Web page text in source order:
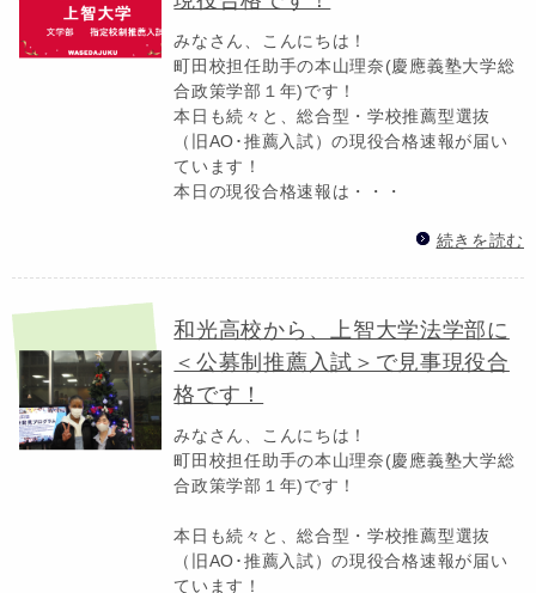
みなさん、こんにちは！
町田校担任助手の本山理奈(慶應義塾大学総
合政策学部１年)です！
本日も続々と、総合型・学校推薦型選抜
（旧AO･推薦入試）の現役合格速報が届い
ています！
本日の現役合格速報は・・・
続きを読む
和光高校から、上智大学法学部に
＜公募制推薦入試＞で見事現役合
格です！
みなさん、こんにちは！
町田校担任助手の本山理奈(慶應義塾大学総
合政策学部１年)です！
本日も続々と、総合型・学校推薦型選抜
（旧AO･推薦入試）の現役合格速報が届い
ています！